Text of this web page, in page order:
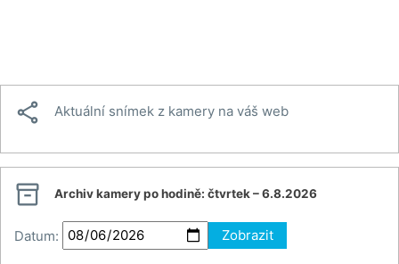
 Aktuální snímek z kamery na váš web
 Archiv kamery po hodině: čtvrtek – 6.8.2026
Datum: Zobrazit